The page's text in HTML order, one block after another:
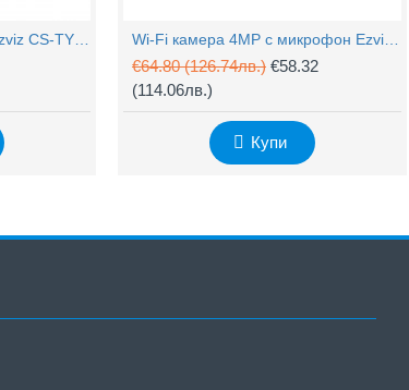
€64.80(126.74лв.) €58.32
(114.06лв.)
Купи